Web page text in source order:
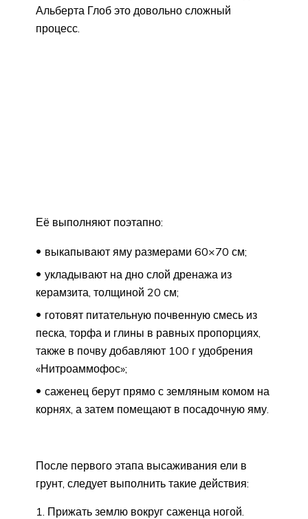
Альберта Глоб это довольно сложный
процесс.
Её выполняют поэтапно:
выкапывают яму размерами 60×70 см;
укладывают на дно слой дренажа из
керамзита, толщиной 20 см;
готовят питательную почвенную смесь из
песка, торфа и глины в равных пропорциях,
также в почву добавляют 100 г удобрения
«Нитроаммофос»;
саженец берут прямо с земляным комом на
корнях, а затем помещают в посадочную яму.
После первого этапа высаживания ели в
грунт, следует выполнить такие действия:
Прижать землю вокруг саженца ногой.